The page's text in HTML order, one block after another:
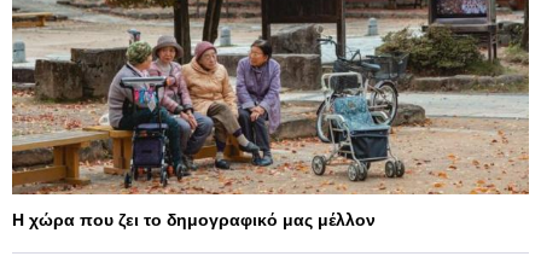
Η χώρα που ζει το δημογραφικό μας μέλλον